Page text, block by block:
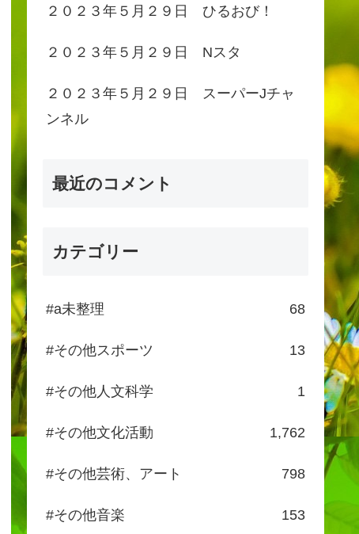
２０２３年５月２９日 ひるおび！
２０２３年５月２９日 Nスタ
２０２３年５月２９日 スーパーJチャ
ンネル
最近のコメント
カテゴリー
#a未整理 68
#その他スポーツ 13
#その他人文科学 1
#その他文化活動 1,762
#その他芸術、アート 798
#その他音楽 153